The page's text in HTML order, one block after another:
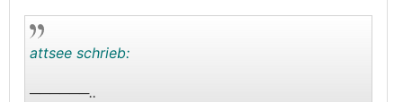
attsee schrieb:
──────..